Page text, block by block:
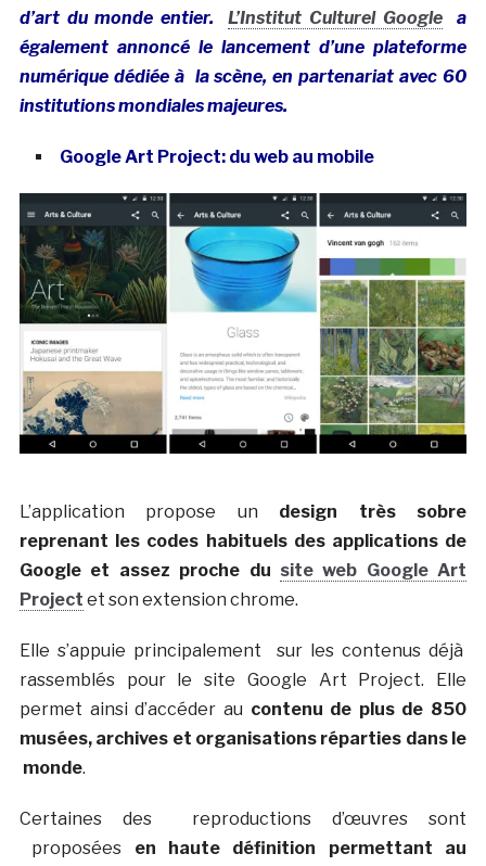
d’art du monde entier.L’Institut Culturel Googlea
également annoncé le lancement d’une plateforme
numérique dédiée à la scène, en partenariat avec 60
institutions mondiales majeures.
Google Art Project: du web au mobile
L’application propose un design très sobre
reprenant les codes habituels des applications de
Google et assez proche du site web Google Art
Project et son extension chrome.
Elle s’appuie principalement sur les contenus déjà
rassemblés pour le site Google Art Project. Elle
permet ainsi d’accéder au contenu de plus de 850
musées, archives et organisations réparties dans le
monde.
Certaines des reproductions d’œuvres sont
proposées en haute définition permettant au